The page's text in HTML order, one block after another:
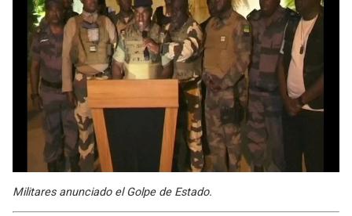
Militares anunciado el Golpe de Estado.